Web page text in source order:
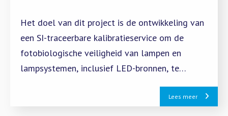
Het doel van dit project is de ontwikkeling van
een SI-traceerbare kalibratieservice om de
fotobiologische veiligheid van lampen en
lampsystemen, inclusief LED-bronnen, te
Lees meer